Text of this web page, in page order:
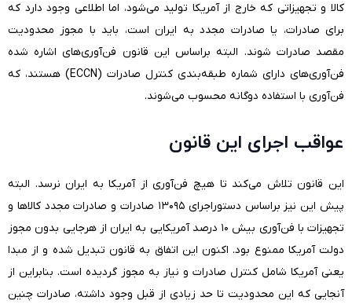
کالا و تجهیزاتی که خارج از آمریکا تولید می‌شود، اما اطلاعی وجود دارد که
برای صادرات، یا صادرات مجدد به ایران است، باید با مجوز محدودیت
مقصد صادرات شوند. البته براساس این قانون فن‌آوری‌های اشاره شده
فن‌آوری‌های دارای شماره طبقه‌بندی کنترل صادرات (ECCN) هستند، که
فن‌آوری با استفاده دوگانه محسوب می‌شوند.
عواقب اجرای این قانون
این قانون تلاش می‌کند تا هیچ فن‌آوری از آمریکا به ایران نرسد. البته
پیش این نیز براساس دستوراجرای ۱۳۰۹۵ صادرات و صادرات مجدد کالاها و
تجهیزات با فن‌آوری بیش ۱۰ درصد آمریکایی به ایران از هرجایی بدون مجوز
دولت آمریکا ممنوع بود. اکنون این اتفاق به قانون تبدیل شده و از مبدا
یعنی آمریکا شامل کنترل صادرات و نیاز به مجوز گردیده است. بنابراین از
آنجایی که این محدودیت تا حد زیادی از قبل وجود داشته، صادرات چنین